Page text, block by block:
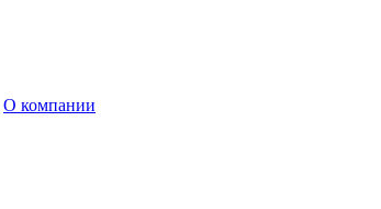
О компании